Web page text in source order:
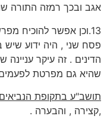
אגב ובכך רמזה התורה
13.וכן אפשר להוכיח
פסח שני , היה ידוע שיש
הדינים . זה עיקר
שהיא גם מפרטת
תושב"ע בתקופת הנביאים
,קצירה , והבערה .